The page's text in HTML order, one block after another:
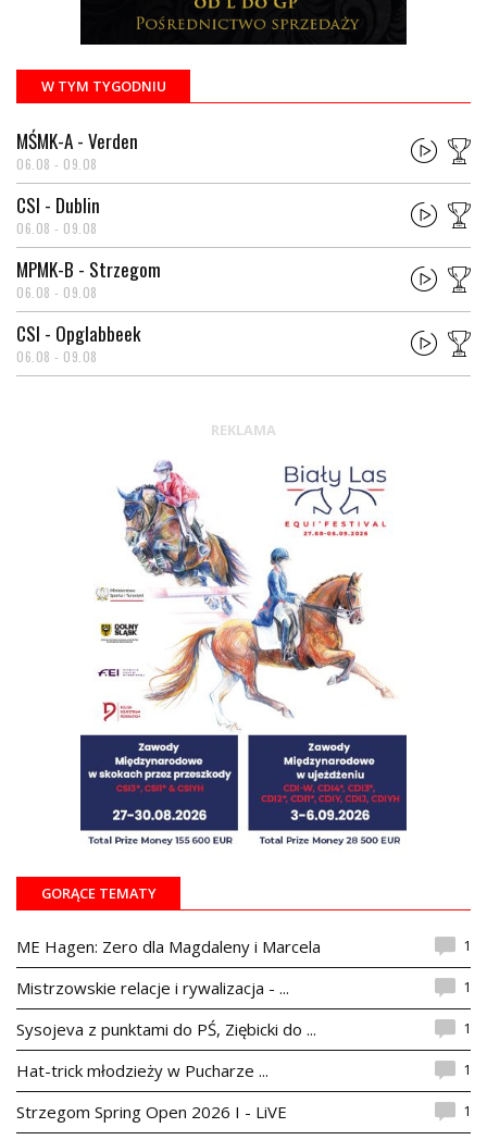
W TYM TYGODNIU
MŚMK-A - Verden
06.08 - 09.08
CSI - Dublin
06.08 - 09.08
MPMK-B - Strzegom
06.08 - 09.08
CSI - Opglabbeek
06.08 - 09.08
REKLAMA
GORĄCE TEMATY
ME Hagen: Zero dla Magdaleny i Marcela 1
Mistrzowskie relacje i rywalizacja - ... 1
Sysojeva z punktami do PŚ, Ziębicki do ... 1
Hat-trick młodzieży w Pucharze ... 1
Strzegom Spring Open 2026 I - LiVE 1